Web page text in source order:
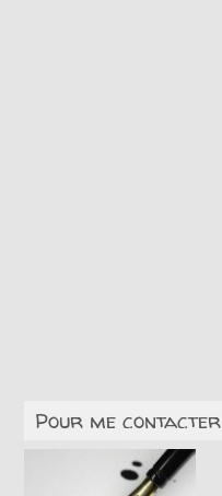
Pour me contacter